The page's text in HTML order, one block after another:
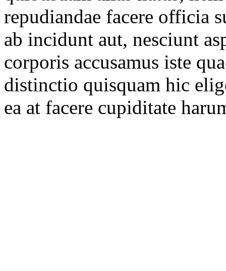
repudiandae facere officia
ab incidunt aut, nesciunt
corporis accusamus iste
distinctio quisquam hic
ea at facere cupiditate